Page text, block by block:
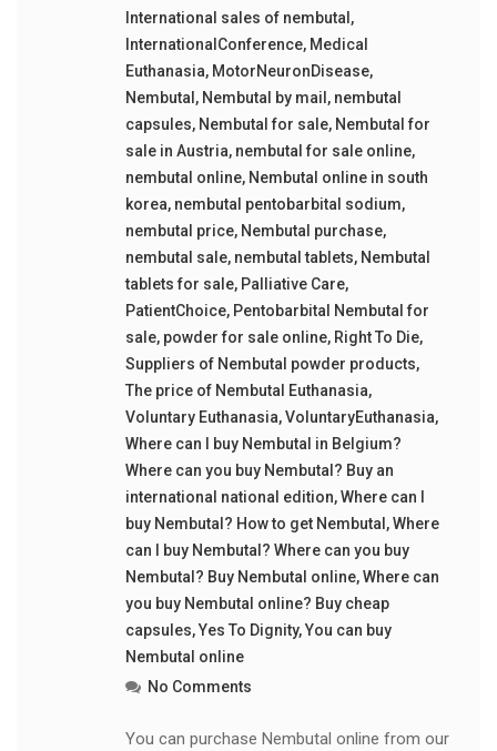
International sales of nembutal ,
InternationalConference, Medical
Euthanasia, MotorNeuronDisease,
Nembutal , Nembutal by mail , nembutal
capsules, Nembutal for sale, Nembutal for
sale in Austria, nembutal for sale online,
nembutal online, Nembutal online in south
korea, nembutal pentobarbital sodium,
nembutal price, Nembutal purchase,
nembutal sale, nembutal tablets, Nembutal
tablets for sale, Palliative Care,
PatientChoice, Pentobarbital Nembutal for
sale, powder for sale online, Right To Die,
Suppliers of Nembutal powder products,
The price of Nembutal Euthanasia,
Voluntary Euthanasia,VoluntaryEuthanasia,
Where can I buy Nembutal in Belgium?
Where can you buy Nembutal? Buy an
international national edition,Where can I
buy Nembutal? How to get Nembutal ,Where
can I buy Nembutal? Where can you buy
Nembutal? Buy Nembutal online,Where can
you buy Nembutal online? Buy cheap
capsules,Yes To Dignity,You can buy
Nembutal online
No Comments
You can purchase Nembutal online from our